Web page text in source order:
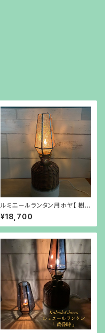
ルミエールランタン用ホヤ【 樹
氷 】
¥18,700